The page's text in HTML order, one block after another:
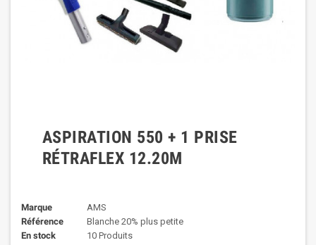
ASPIRATION 550 + 1 PRISE
RÉTRAFLEX 12.20M
Marque
AMS
Référence
Blanche 20% plus petite
En stock
10 Produits